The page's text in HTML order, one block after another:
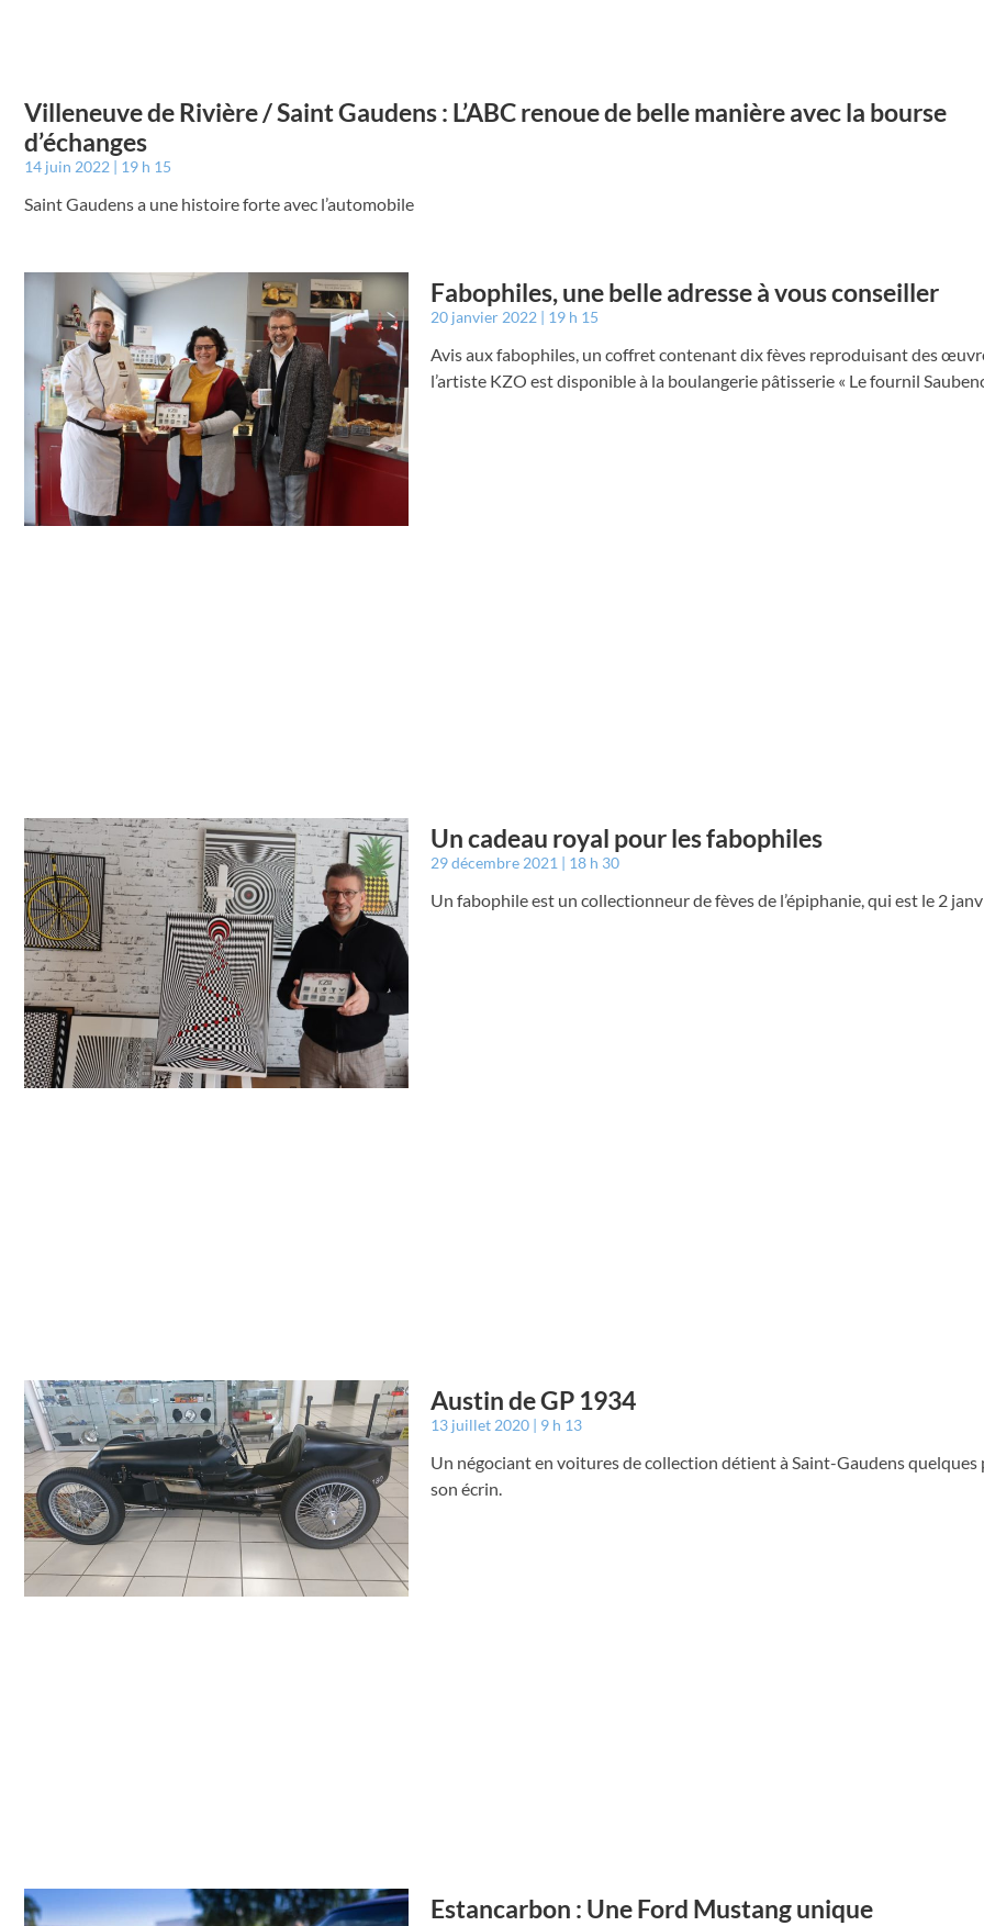
Villeneuve de Rivière / Saint Gaudens : L’ABC renoue de belle manière avec la bourse
d’échanges
14 juin 2022 19 h 15
Saint Gaudens a une histoire forte avec l’automobile
Fabophiles, une belle adresse à vous conseiller
20 janvier 2022 19 h 15
Avis aux fabophiles, un coffret contenant dix fèves reproduisant des
l’artiste KZO est disponible à la boulangerie pâtisserie « Le fournil
Un cadeau royal pour les fabophiles
29 décembre 2021 18 h 30
Un fabophile est un collectionneur de fèves de l’épiphanie, qui est le 2
Austin de GP 1934
13 juillet 2020 9 h 13
Un négociant en voitures de collection détient à Saint-Gaudens quelques
son écrin.
Estancarbon : Une Ford Mustang unique